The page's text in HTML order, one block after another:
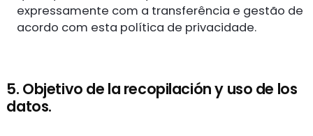
expressamente com a transferência e gestão de
acordo com esta política de privacidade.
5. Objetivo de la recopilación y uso de los
datos.